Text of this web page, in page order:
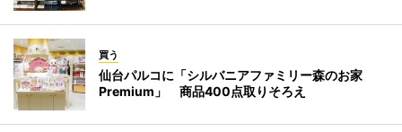
買う
仙台パルコに「シルバニアファミリー森のお家
Premium」 商品400点取りそろえ